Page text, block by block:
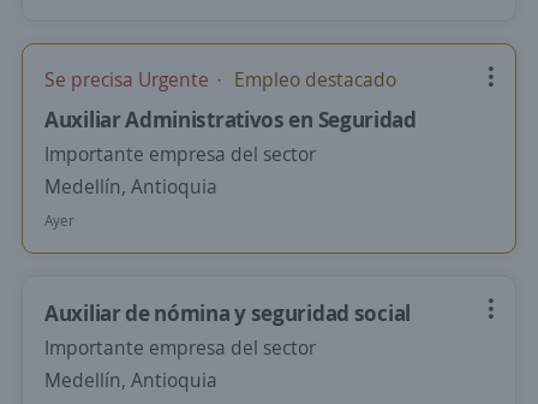
Se precisa Urgente Empleo destacado
Auxiliar Administrativos en Seguridad
Importante empresa del sector
Medellín, Antioquia
Ayer
Auxiliar de nómina y seguridad social
Importante empresa del sector
Medellín, Antioquia